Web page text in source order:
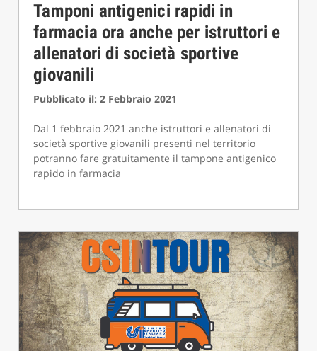
Tamponi antigenici rapidi in
farmacia ora anche per istruttori e
allenatori di società sportive
giovanili
Pubblicato il: 2 Febbraio 2021
Dal 1 febbraio 2021 anche istruttori e allenatori di
società sportive giovanili presenti nel territorio
potranno fare gratuitamente il tampone antigenico
rapido in farmacia